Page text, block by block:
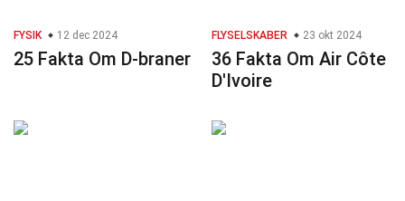
FYSIK 12 dec 2024
25 Fakta Om D-braner
FLYSELSKABER 23 okt 2024
36 Fakta Om Air Côte
D'Ivoire